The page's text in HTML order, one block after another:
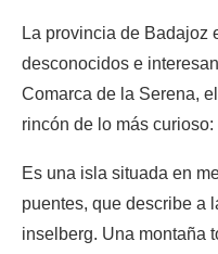
La provincia de Badajoz
desconocidos e
Comarca de la Serena,
rincón de lo más
Es una isla situada en
puentes, que describe a
inselberg. Una montaña